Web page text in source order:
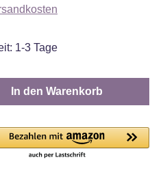
1-3 Tage
den gewünschten
In den Warenkorb